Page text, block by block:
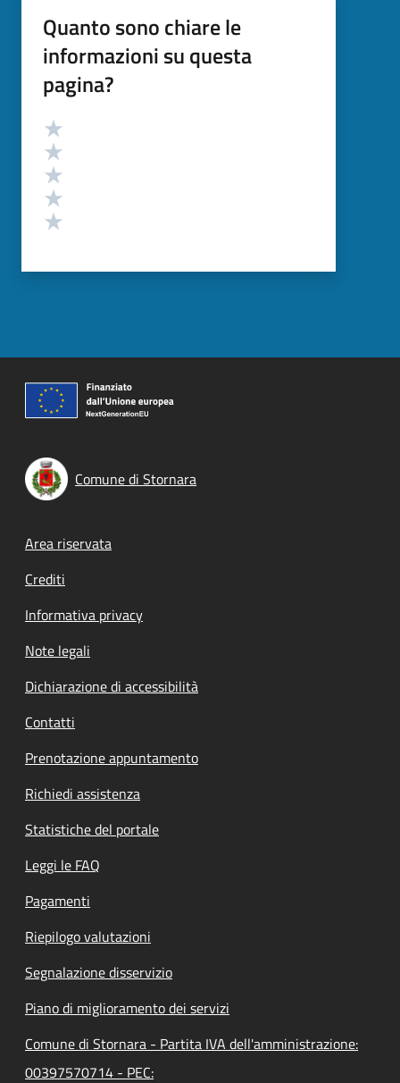
Quanto sono chiare le
informazioni su questa
pagina?
Valutazione
Comune di Stornara
Footer menu
Area riservata
Crediti
Informativa privacy
Note legali
Dichiarazione di accessibilità
Contatti
Prenotazione appuntamento
Richiedi assistenza
Statistiche del portale
Leggi le FAQ
Pagamenti
Riepilogo valutazioni
Segnalazione disservizio
Piano di miglioramento dei servizi
Comune di Stornara - Partita IVA dell'amministrazione:
00397570714 - PEC: